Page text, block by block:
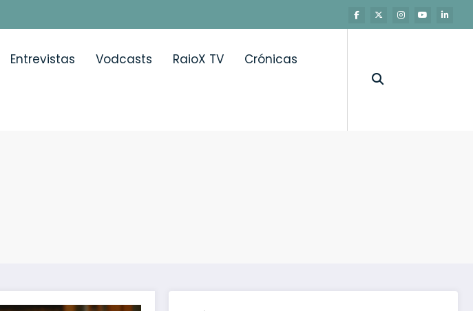
Entrevistas Vodcasts RaioX TV Crónicas